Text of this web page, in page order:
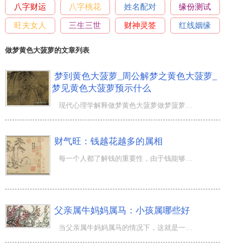
八字财运 八字桃花 姓名配对 缘份测试
旺夫女人 三生三世 财神灵签 红线姻缘
做梦黄色大菠萝的文章列表
梦到黄色大菠萝_周公解梦之黄色大菠萝_
梦见黄色大菠萝预示什么
现代心理学解释做梦黄色大菠萝做梦菠萝代表着得到菠萝酸甜可口做梦黄色大菠萝生意人做梦黄色大菠萝单身者做
财气旺：钱越花越多的属相
每一个人都了解钱的重要性，由于钱能够使我们购到自身喜欢的东西，能够使我们过上幸福的生活，因此 大家每
父亲属牛妈妈属马：小孩属哪些好